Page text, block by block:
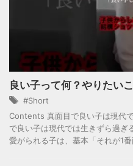
良い子って何？やりたい
#Short
Contents 真面目で良い子は現代
で良い子は現代では生きずら過ぎ
愛がられる子は、基本「それが1